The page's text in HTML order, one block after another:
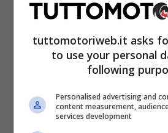
Non ci sarà la folla vista a
tuttomotoriweb.it asks
to use your personal
following
Personalised advertising and
content measurement,
services development